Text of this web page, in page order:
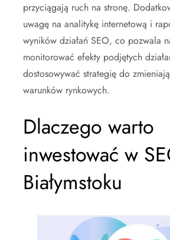
przyciągają ruch na stronę.
uwagę na analitykę internetową i
wyników działań SEO, co pozwala
monitorować efekty podjętych
dostosowywać strategię do
warunków rynkowych.
Dlaczego warto
inwestować w
Białymstoku